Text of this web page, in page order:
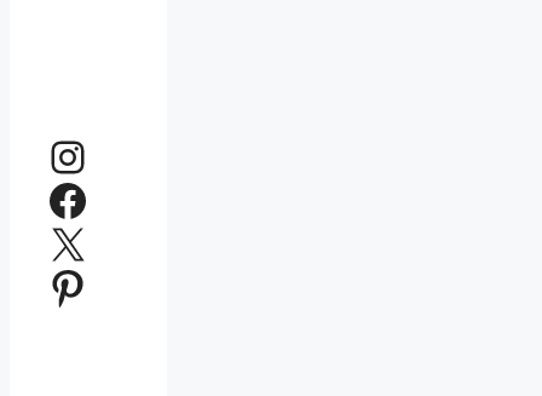
Instagram
Facebook
X
Pinterest